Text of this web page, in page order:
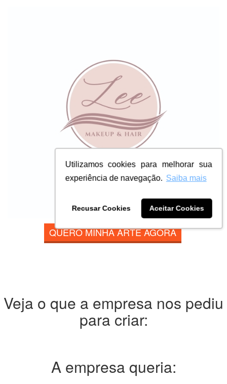
Utilizamos cookies para melhorar sua
experiência de navegação. Saiba mais
Recusar Cookies Aceitar Cookies
QUERO MINHA ARTE AGORA
Veja o que a empresa nos pediu
para criar:
A empresa queria: